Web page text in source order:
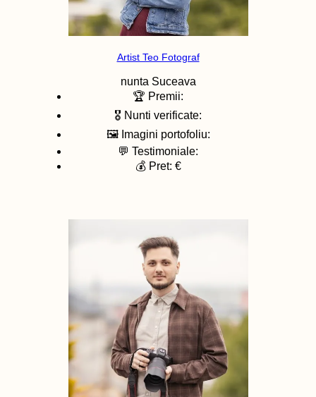
Artist Teo Fotograf
nunta Suceava
🏆 Premii:
🎖️ Nunti verificate:
🖼️ Imagini portofoliu:
💬 Testimoniale:
💰 Pret: €